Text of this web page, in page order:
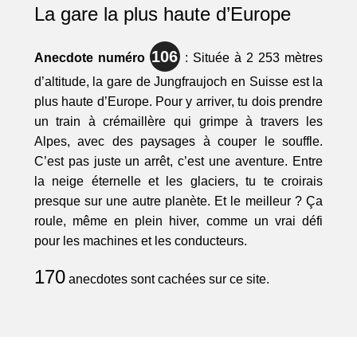
La gare la plus haute d’Europe
Anecdote numéro 106: Située à 2 253 mètres
d’altitude, la gare de Jungfraujoch en Suisse est la
plus haute d’Europe. Pour y arriver, tu dois prendre
un train à crémaillère qui grimpe à travers les
Alpes, avec des paysages à couper le souffle.
C’est pas juste un arrêt, c’est une aventure. Entre
la neige éternelle et les glaciers, tu te croirais
presque sur une autre planète. Et le meilleur ? Ça
roule, même en plein hiver, comme un vrai défi
pour les machines et les conducteurs.
170anecdotes sont cachées sur ce site.